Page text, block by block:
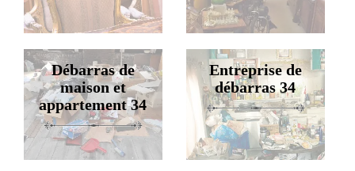
Débarras de
maison et
appartement 34
Entreprise de
débarras 34